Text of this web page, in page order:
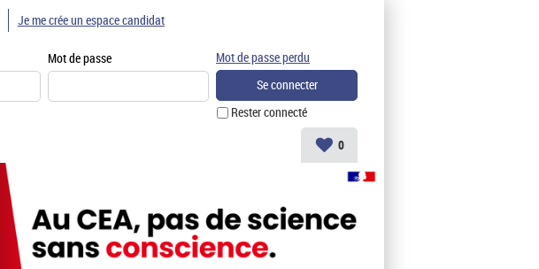
Mot de passe
Rester connecté
Mot de passe perdu
Je me crée un espace candidat
0